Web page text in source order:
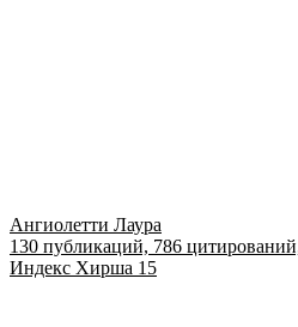
Ангиолетти Лаура
130 публикаций, 786
Индекс Хирша 15